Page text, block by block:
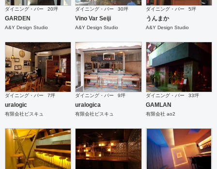
ダイニング・バー 20坪
GARDEN
A&Y Design Studio
ダイニング・バー 30坪
Vino Var Seiji
A&Y Design Studio
ダイニング・バー 5坪
うんまか
A&Y Design Studio
ダイニング・バー 7坪
uralogic
有限会社ビスキュ
ダイニング・バー 9坪
uralogica
有限会社ビスキュ
ダイニング・バー 33坪
GAMLAN
有限会社 ao2